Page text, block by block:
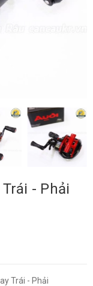
- Phải
Trái - Phải